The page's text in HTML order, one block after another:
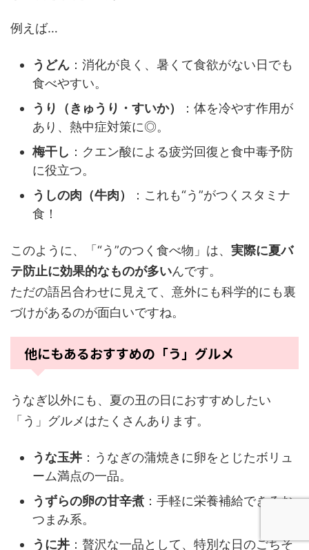
例えば…
うどん ：消化が良く、暑くて食欲がない日でも
食べやすい。
うり（きゅうり・すいか）
：体を冷やす作用が
あり、熱中症対策に◎。
梅干し ：クエン酸による疲労回復と食中毒予防
に役立つ。
うしの肉（牛肉）
：これも“う”がつくスタミナ
食！
このように、「“う”のつく食べ物」は、 実際に夏バ
テ防止に効果的なものが多いんです。
ただの語呂合わせに見えて、意外にも科学的にも裏
づけがあるのが面白いですね。
他にもあるおすすめの「う」グルメ
うなぎ以外にも、夏の丑の日におすすめしたい
「う」グルメはたくさんあります。
うな玉丼 ：うなぎの蒲焼きに卵をとじたボリュ
ーム満点の一品。
うずらの卵の甘辛煮 ：手軽に栄養補給できるお
つまみ系。
うに丼 ：贅沢な一品として、特別な日のごちそ